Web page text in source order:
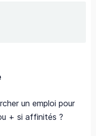
un emploi pour
+ si affinités ?